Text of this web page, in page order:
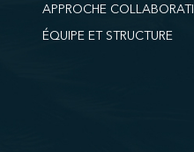
APPROCHE
ÉQUIPE ET STRUCTURE